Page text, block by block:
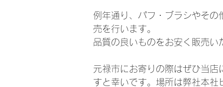
例年通り、パフ・ブラシやその
売を行います。
品質の良いものをお安く販売い
元禄市にお寄りの際はぜひ当店
すと幸いです。場所は弊社本社